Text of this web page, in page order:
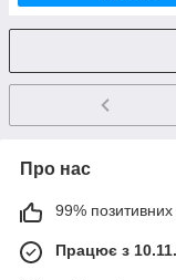
Про нас
99% позитивних
Працює з